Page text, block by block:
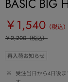
BASIC BIG
￥1,540 （税込）
￥2,200（税込）
再入荷お知らせ
※
受注当日から4日後